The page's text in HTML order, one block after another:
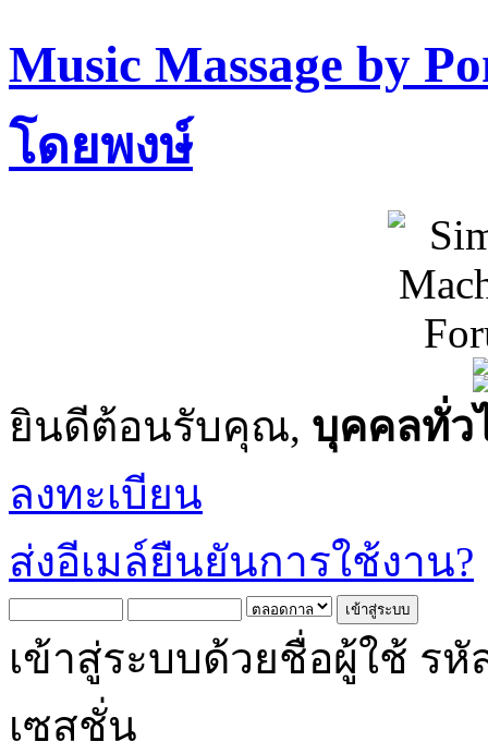
Music Massage by
โดยพงษ์
ยินดีต้อนรับคุณ, บุคคลทั่ว
ลงทะเบียน
ส่งอีเมล์ยืนยันการใช้งาน?
เข้าสู่ระบบด้วยชื่อผู้ใช้ รหั
เซสชั่น